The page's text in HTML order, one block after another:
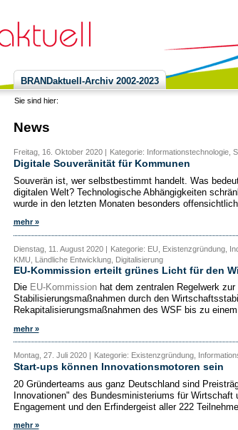
BRANDaktuell-Archiv 2002-2023
Sie sind hier:
News
Freitag, 16. Oktober 2020 | Kategorie: Informationstechnologie,
Digitale Souveränität für Kommunen
Souverän ist, wer selbstbestimmt handelt. Was
digitalen Welt? Technologische Abhängigkeiten
wurde in den letzten Monaten besonders
mehr »
Dienstag, 11. August 2020 | Kategorie: EU, Existenzgründung,
KMU, Ländliche Entwicklung, Digitalisierung
EU-Kommission erteilt grünes Licht für den
Die EU-Kommissionhat dem zentralen Regelwerk zur
Stabilisierungsmaßnahmen durch den
Rekapitalisierungsmaßnahmen des WSF bis zu
mehr »
Montag, 27. Juli 2020 | Kategorie: Existenzgründung,
Start-ups können Innovationsmotoren sein
20 Gründerteams aus ganz Deutschland sind
Innovationen" des Bundesministeriums für Wirtschaft
Engagement und den Erfindergeist aller 222
mehr »